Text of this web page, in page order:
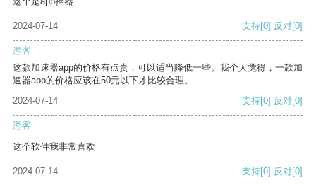
2024-07-14 支持[0] 反对[0]
游客
这款加速器app的价格有点贵，可以适当降低一些。我个人觉得，一款加
速器app的价格应该在50元以下才比较合理。
2024-07-14
支持[0] 反对[0]
游客
这个软件我非常喜欢
2024-07-14 支持[0] 反对[0]